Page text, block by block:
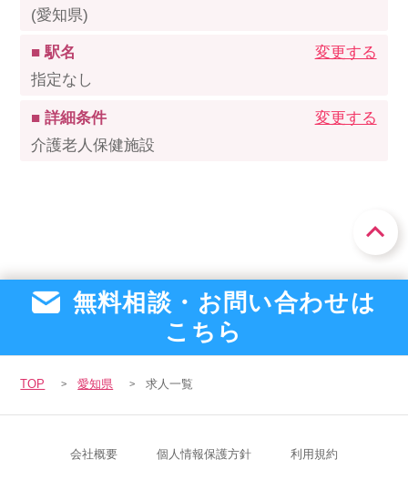
(愛知県)
■ 駅名
指定なし
変更する
■ 詳細条件
介護老人保健施設
変更する
無料相談・お問い合わせは
こちら
TOP 愛知県 求人一覧
会社概要 個人情報保護方針 利用規約